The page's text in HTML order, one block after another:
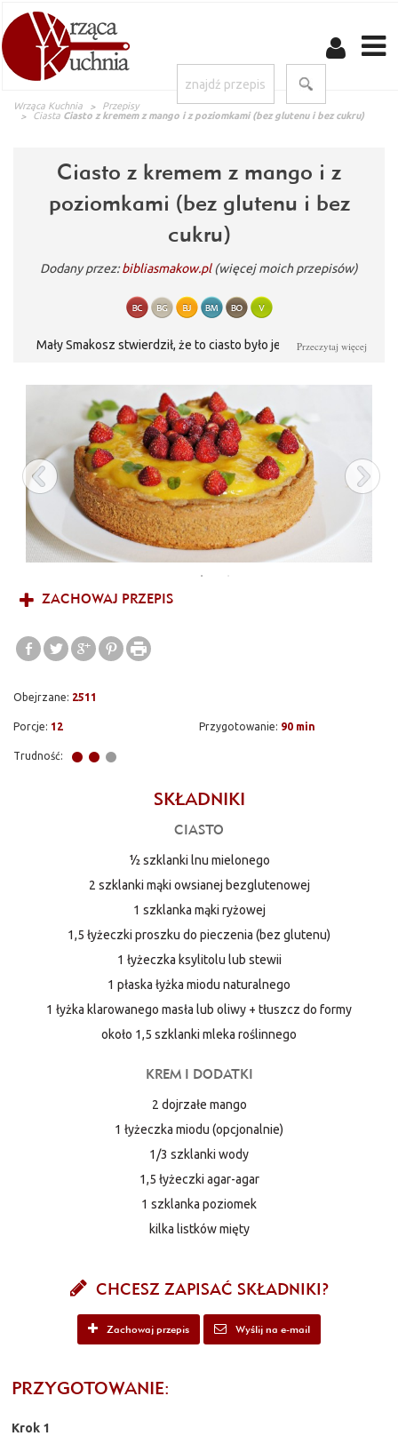
Wrząca Kuchnia
Przepisy
Ciasta Ciasto z kremem z mango i z poziomkami (bez glutenu i bez cukru)
Ciasto z kremem z mango i z
poziomkami (bez glutenu i bez
cukru)
Dodany przez:bibliasmakow.pl (więcej moich przepisów)
Mały Smakosz stwierdził, że to ciasto było jego marzeniem.
Przeczytaj więcej
ZACHOWAJ PRZEPIS
Obejrzane: 2511
Porcje: 12 Przygotowanie: 90 min
Trudność:
SKŁADNIKI
CIASTO
½ szklanki lnu mielonego
2 szklanki mąki owsianej bezglutenowej
1 szklanka mąki ryżowej
1,5 łyżeczki proszku do pieczenia (bez glutenu)
1 łyżeczka ksylitolu lub stewii
1 płaska łyżka miodu naturalnego
1 łyżka klarowanego masła lub oliwy + tłuszcz do formy
około 1,5 szklanki mleka roślinnego
KREM I DODATKI
2 dojrzałe mango
1 łyżeczka miodu (opcjonalnie)
1/3 szklanki wody
1,5 łyżeczki agar-agar
1 szklanka poziomek
kilka listków mięty
CHCESZ ZAPISAĆ SKŁADNIKI?
Zachowaj przepis Wyślij na e-mail
PRZYGOTOWANIE:
Krok 1